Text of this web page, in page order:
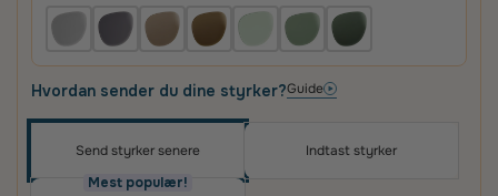
Hvordan sender du dine styrker?Guide
Send styrker senere
Mest populær!
Indtast styrker
Oplev skræddersyede brilleglas i høj kvalitet – til
priser, du vil elske